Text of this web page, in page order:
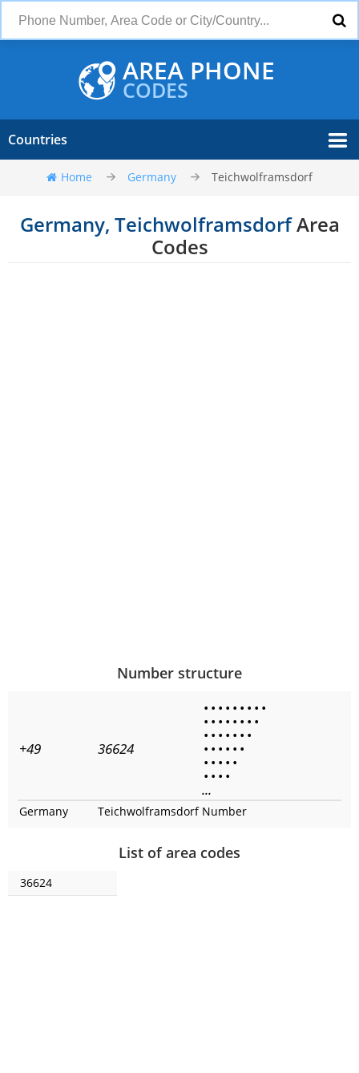
AREA PHONE
CODES
Countries
Home Germany Teichwolframsdorf
Germany, TeichwolframsdorfArea
Codes
Number structure
+49 36624
• • • • • • • • •
• • • • • • • •
• • • • • • •
• • • • • •
• • • • •
• • • •
...
Germany Teichwolframsdorf Number
List of area codes
36624